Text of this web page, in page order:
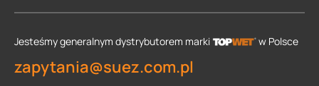
Jesteśmy generalnym dystrybutorem marki w Polsce
zapytania@suez.com.pl